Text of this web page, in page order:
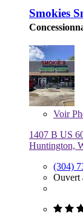
Smokies
Voir
1407 B US
Huntington,
(304)
Ouvert